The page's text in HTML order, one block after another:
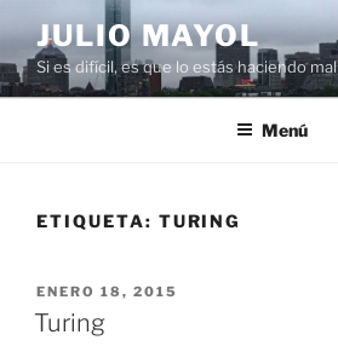
al
contenido
JULIO MAYOL
Si es difícil, es que lo estás haciendo mal
Menú
ETIQUETA: TURING
PUBLICADO
EL
ENERO 18, 2015
Turing